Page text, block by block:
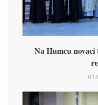
Na Humcu